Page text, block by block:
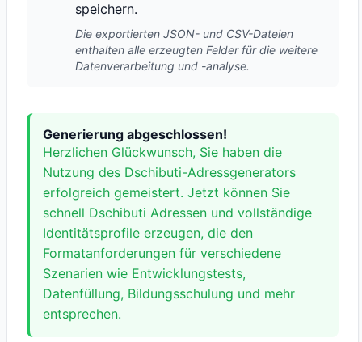
speichern.
Die exportierten JSON- und CSV-Dateien
enthalten alle erzeugten Felder für die weitere
Datenverarbeitung und -analyse.
Generierung abgeschlossen!
Herzlichen Glückwunsch, Sie haben die
Nutzung des Dschibuti-Adressgenerators
erfolgreich gemeistert. Jetzt können Sie
schnell Dschibuti Adressen und vollständige
Identitätsprofile erzeugen, die den
Formatanforderungen für verschiedene
Szenarien wie Entwicklungstests,
Datenfüllung, Bildungsschulung und mehr
entsprechen.